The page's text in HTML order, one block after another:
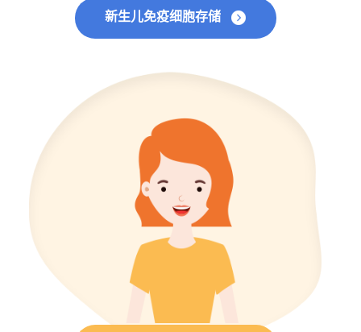
新生儿免疫细胞存储